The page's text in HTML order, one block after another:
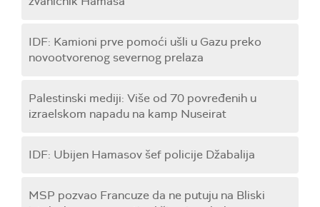
IDF: Kamioni prve pomoći ušli u Gazu preko
novootvorenog severnog prelaza
Palestinski mediji: Više od 70 povređenih u
izraelskom napadu na kamp Nuseirat
IDF: Ubijen Hamasov šef policije Džabalija
MSP pozvao Francuze da ne putuju na Bliski